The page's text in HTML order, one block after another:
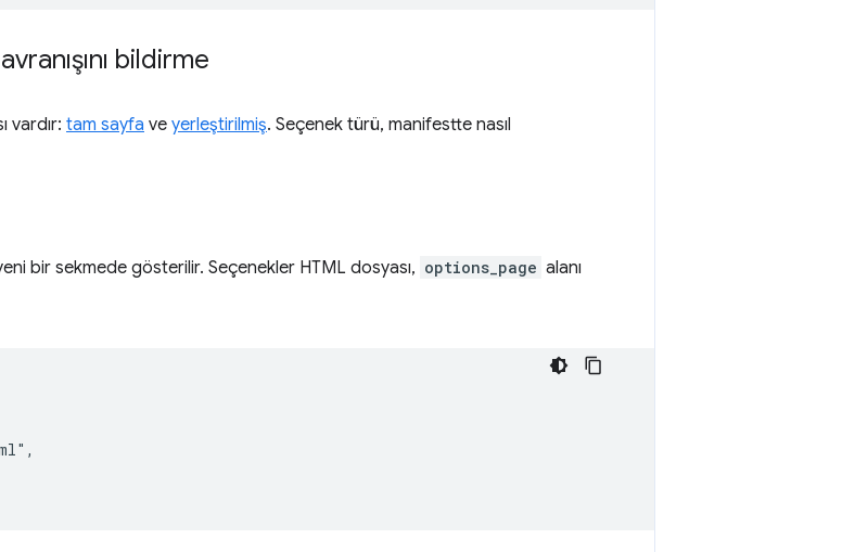
bildirme
vardır: tam sayfa ve yerleştirilmiş. Seçenek türü, manifestte nasıl
bir sekmede gösterilir. Seçenekler HTML dosyası, options_page alanı